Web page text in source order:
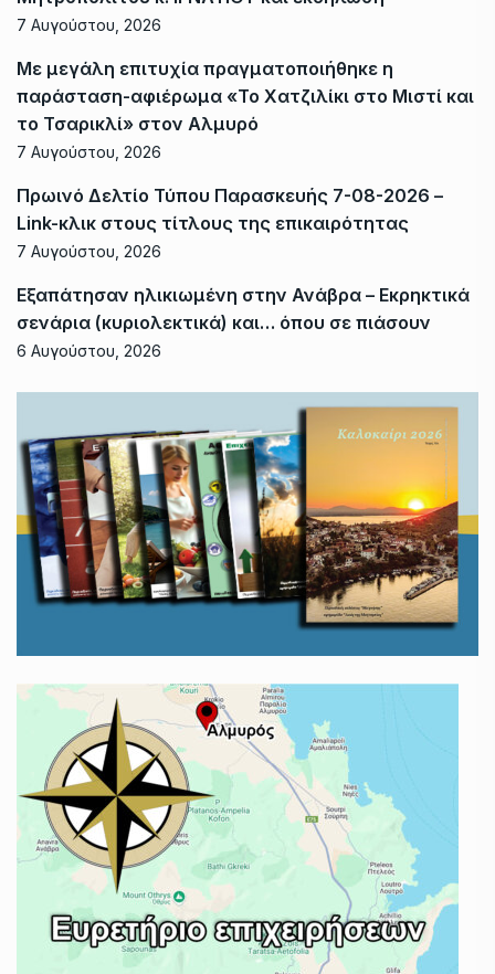
7 Αυγούστου, 2026
Με μεγάλη επιτυχία πραγματοποιήθηκε η
παράσταση-αφιέρωμα «Το Χατζιλίκι στο Μιστί και
το Τσαρικλί» στον Αλμυρό
7 Αυγούστου, 2026
Πρωινό Δελτίο Τύπου Παρασκευής 7-08-2026 –
Link-κλικ στους τίτλους της επικαιρότητας
7 Αυγούστου, 2026
Εξαπάτησαν ηλικιωμένη στην Ανάβρα – Εκρηκτικά
σενάρια (κυριολεκτικά) και… όπου σε πιάσουν
6 Αυγούστου, 2026